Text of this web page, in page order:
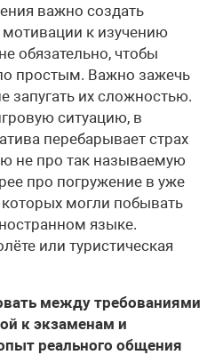
важно создать
к изучению
обязательно, чтобы
простым. Важно зажечь
запугать их сложностью.
ситуацию, в
перебарывает страх
не про так называемую
про погружение в уже
могли побывать
языке.
или туристическая
между требованиями
к экзаменам и
реального общения